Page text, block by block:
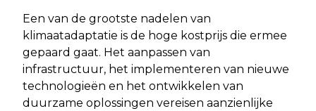
Een van de grootste nadelen van
klimaatadaptatie is de hoge kostprijs die ermee
gepaard gaat. Het aanpassen van
infrastructuur, het implementeren van nieuwe
technologieën en het ontwikkelen van
duurzame oplossingen vereisen aanzienlijke